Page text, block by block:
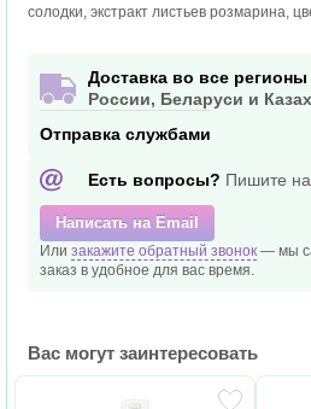
солодки, экстракт листьев розмарина,
Доставка во все регионы
России, Беларуси и
Отправка службами
Есть вопросы? Пишите
Написать на Email
Или закажите обратный звонок — мы
заказ в удобное для вас время.
Вас могут заинтересовать